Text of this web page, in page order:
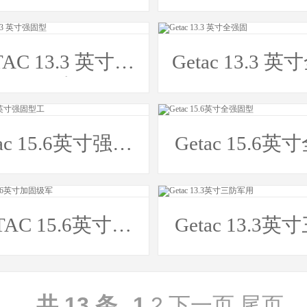
英寸强
Getac 13.3 英
15.6英寸强固
Getac 15.6英寸
15.6英寸加
Getac 13.3英寸